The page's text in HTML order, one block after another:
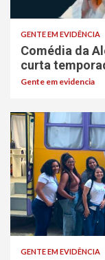
GENTE EM EVIDÊNCIA
Comédia da
curta
Gente em evidencia
GENTE EM EVIDÊNCIA